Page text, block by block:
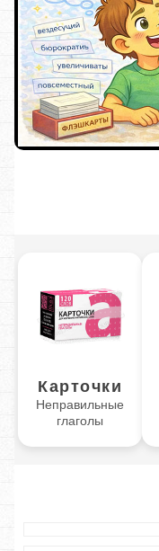
Карточки
Неправильные
глаголы